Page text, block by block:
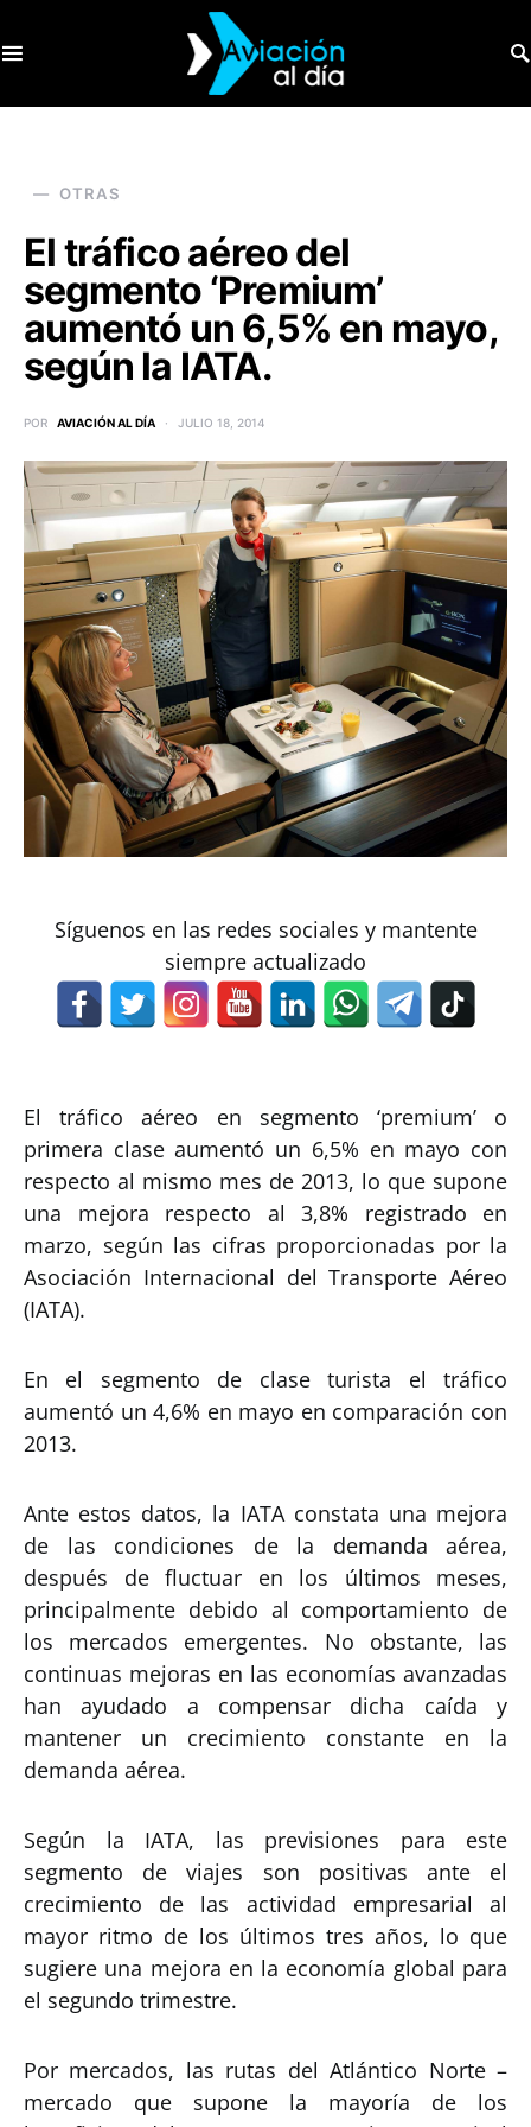
OTRAS
El tráfico aéreo del
segmento ‘Premium’
aumentó un 6,5% en mayo,
según la IATA.
POR AVIACIÓN AL DÍA JULIO 18, 2014
Síguenos en las redes sociales y mantente
siempre actualizado
El tráfico aéreo en segmento ‘premium’ o
primera clase aumentó un 6,5% en mayo con
respecto al mismo mes de 2013, lo que supone
una mejora respecto al 3,8% registrado en
marzo, según las cifras proporcionadas por la
Asociación Internacional del Transporte Aéreo
(IATA).
En el segmento de clase turista el tráfico
aumentó un 4,6% en mayo en comparación con
2013.
Ante estos datos, la IATA constata una mejora
de las condiciones de la demanda aérea,
después de fluctuar en los últimos meses,
principalmente debido al comportamiento de
los mercados emergentes. No obstante, las
continuas mejoras en las economías avanzadas
han ayudado a compensar dicha caída y
mantener un crecimiento constante en la
demanda aérea.
Según la IATA, las previsiones para este
segmento de viajes son positivas ante el
crecimiento de las actividad empresarial al
mayor ritmo de los últimos tres años, lo que
sugiere una mejora en la economía global para
el segundo trimestre.
Por mercados, las rutas del Atlántico Norte –
mercado que supone la mayoría de los